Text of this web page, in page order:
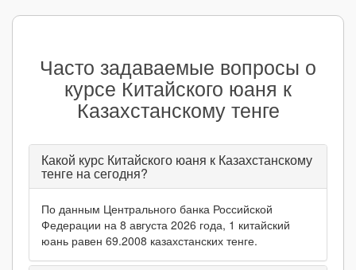
Часто задаваемые вопросы о
курсе Китайского юаня к
Казахстанскому тенге
Какой курс Китайского юаня к Казахстанскому
тенге на сегодня?
По данным Центрального банка Российской
Федерации на 8 августа 2026 года, 1 китайский
юань равен 69.2008 казахстанских тенге.